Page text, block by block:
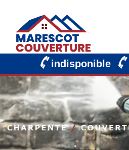
indisponible